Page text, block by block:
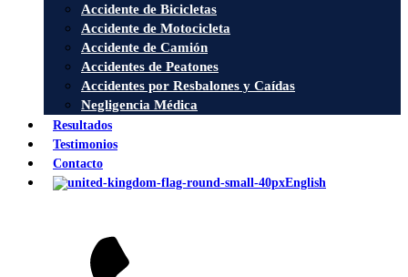
Accidente de Bicicletas
Accidente de Motocicleta
Accidente de Camión
Accidentes de Peatones
Accidentes por Resbalones y Caídas
Negligencia Médica
Resultados
Testimonios
Contacto
English